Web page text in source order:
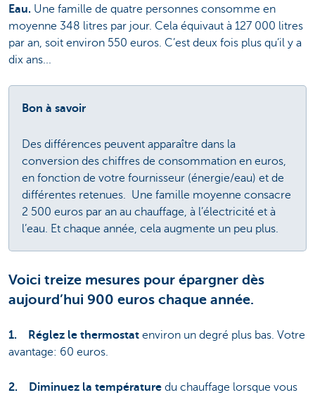
Eau. Une famille de quatre personnes consomme en
moyenne 348 litres par jour. Cela équivaut à 127 000 litres
par an, soit environ 550 euros. C’est deux fois plus qu’il y a
dix ans...
Bon à savoir
Des différences peuvent apparaître dans la
conversion des chiffres de consommation en euros,
en fonction de votre fournisseur (énergie/eau) et de
différentes retenues. Une famille moyenne consacre
2 500 euros par an au chauffage, à l’électricité et à
l’eau. Et chaque année, cela augmente un peu plus.
Voici treize mesures pour épargner dès
aujourd’hui 900 euros chaque année.
1. Réglez le thermostat environ un degré plus bas. Votre
avantage: 60 euros.
2. Diminuez la température du chauffage lorsque vous